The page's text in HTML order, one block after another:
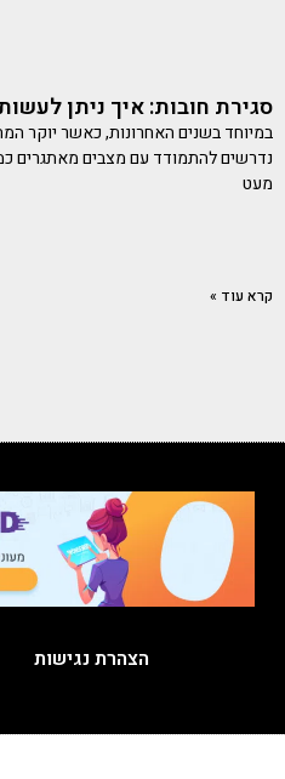
סגירת חובות: איך ניתן
במיוחד בשנים האחרונות, כאשר יוקר
נדרשים להתמודד עם מצבים מאתגרים
מעט
קרא עוד »
הצהרת נגישות